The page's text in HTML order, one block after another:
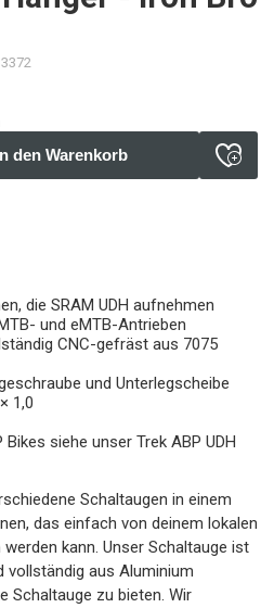
den Warenkorb
die SRAM UDH aufnehmen
und eMTB-Antrieben
CNC-gefräst aus 7075
und Unterlegscheibe
1,0
Bikes siehe unser Trek ABP UDH
Schaltaugen in einem
das einfach von deinem lokalen
kann. Unser Schaltauge ist
vollständig aus Aluminium
Schaltauge zu bieten. Wir